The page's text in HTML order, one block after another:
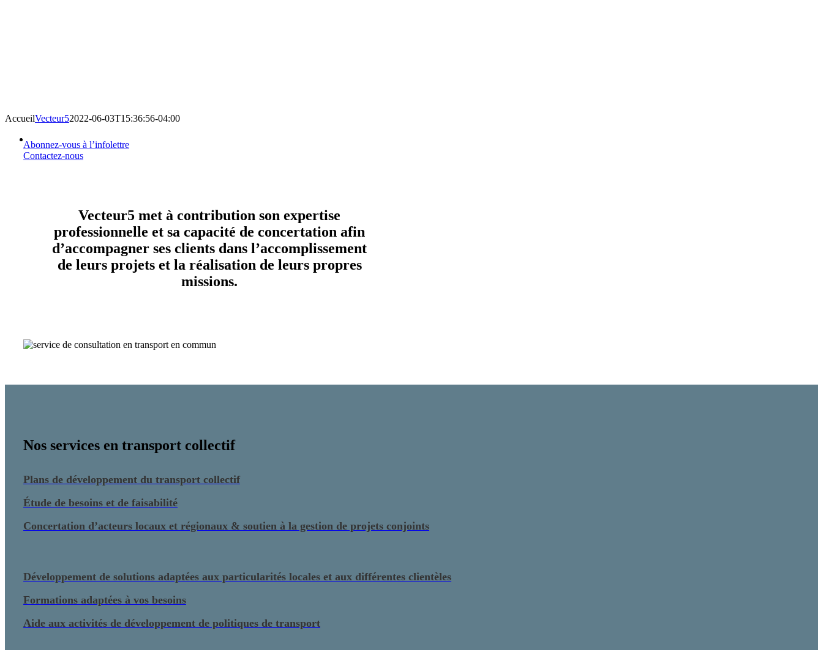
AccueilVecteur52022-06-03T15:36:56-04:00
Abonnez-vous à l’infolettre
Contactez-nous
Vecteur5 met à contribution son expertise
professionnelle et sa capacité de concertation afin
d’accompagner ses clients dans l’accomplissement
de leurs projets et la réalisation de leurs propres
missions.
Nos services en transport collectif
Plans de développement du transport collectif
Étude de besoins et de faisabilité
Concertation d’acteurs locaux et régionaux & soutien à la gestion de projets conjoints
Développement de solutions adaptées aux particularités locales et aux différentes clientèles
Formations adaptées à vos besoins
Aide aux activités de développement de politiques de transport